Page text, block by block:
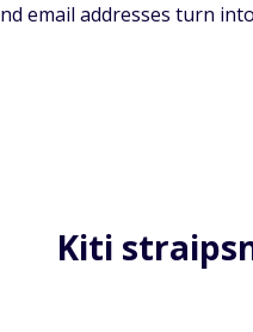
email addresses turn
Kiti